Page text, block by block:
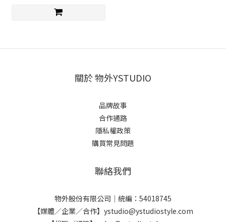
關於 物外YSTUDIO
品牌故事
合作通路
隱私權政策
購買常見問題
聯絡我們
物外股份有限公司｜統編：54018745
【媒體／企業／合作】ystudio@ystudiostyle.com